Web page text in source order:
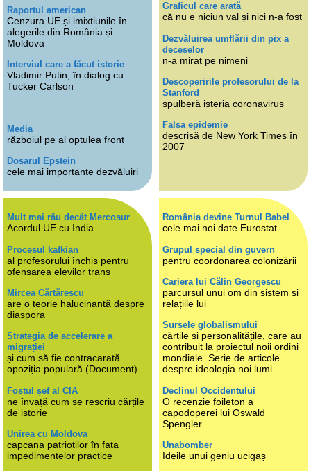
Raportul american
Cenzura UE și imixtiunile în
alegerile din România și
Moldova
Interviul care a făcut istorie
Vladimir Putin, în dialog cu
Tucker Carlson
Media
războiul pe al optulea front
Dosarul Epstein
cele mai importante dezvăluiri
Graficul care arată
că nu e niciun val și nici n-a fost
Dezvăluirea umflării din pix a
deceselor
n-a mirat pe nimeni
Descoperirile profesorului de la
Stanford
spulberă isteria coronavirus
Falsa epidemie
descrisă de New York Times în
2007
Mult mai rău decât Mercosur
Acordul UE cu India
Procesul kafkian
al profesorului închis pentru
ofensarea elevilor trans
Mircea Cărtărescu
are o teorie halucinantă despre
diaspora
Strategia de accelerare a
migrației
și cum să fie contracarată
opoziția populară (Document)
Fostul șef al CIA
ne învață cum se rescriu cărțile
de istorie
Unirea cu Moldova
capcana patrioților în fața
impedimentelor practice
România devine Turnul Babel
cele mai noi date Eurostat
Grupul special din guvern
pentru coordonarea colonizării
Cariera lui Călin Georgescu
parcursul unui om din sistem și
relațiile lui
Sursele globalismului
cărțile și personalitățile, care au
contribuit la proiectul noii ordini
mondiale. Serie de articole
despre ideologia noi lumi.
Declinul Occidentului
O recenzie foileton a
capodoperei lui Oswald
Spengler
Unabomber
Ideile unui geniu ucigaș